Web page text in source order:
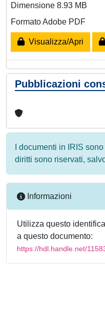
Dimensione 8.93 MB
Formato Adobe PDF
Visualizza/Apri
Pubblicazioni
I documenti in IRIS
diritti sono riservati,
Informazioni
Utilizza questo
a questo documento:
https://hdl.handle.net/